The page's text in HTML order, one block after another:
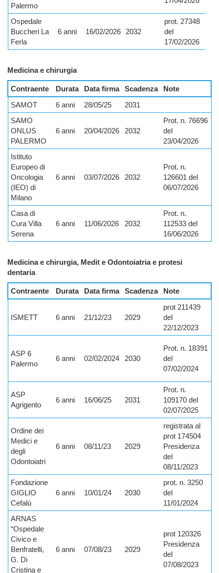
Palermo
Ospedale
Buccheri La
Ferla
6 anni 16/02/2026 2032
prot. 27348
del
17/02/2026
Medicina e chirurgia
Contraente Durata Data firma Scadenza
Note
SAMOT
6 anni 28/05/25
2031
SAMO
ONLUS
PALERMO
6 anni 20/04/2026 2032
Prot. n. 76696
del
23/04/2026
Istituto
Europeo di
Oncologia
(IEO) di
Milano
6 anni 03/07/2026 2032
Prot. n.
126601 del
06/07/2026
Casa di
Cura Villa
Serena
6 anni 11/06/2026 2032
Prot. n.
112533 del
16/06/2026
Medicina e chirurgia, Medit e Odontoiatria e protesi
dentaria
Contraente Durata Data firma Scadenza Note
ISMETT 6 anni 21/12/23 2029
prot 211439
del
22/12/2023
ASP 6
Palermo
6 anni 02/02/2024 2030
Prot. n. 18391
del
07/02/2024
ASP
Agrigento
6 anni 16/06/25 2031
Prot. n.
109170 del
02/07/2025
Ordine dei
Medici e
degli
Odontoiatri
6 anni 08/11/23 2029
registrata al
prot 174504
Presidenza
del
08/11/2023
Fondazione
GIGLIO
Cefalù
6 anni 10/01/24 2030
prot. n. 3250
del
11/01/2024
ARNAS
“Ospedale
Civico e
Benfratelli,
G. Di
Cristina e
6 anni 07/08/23 2029
prot 120326
Presidenza
del
07/08/2023